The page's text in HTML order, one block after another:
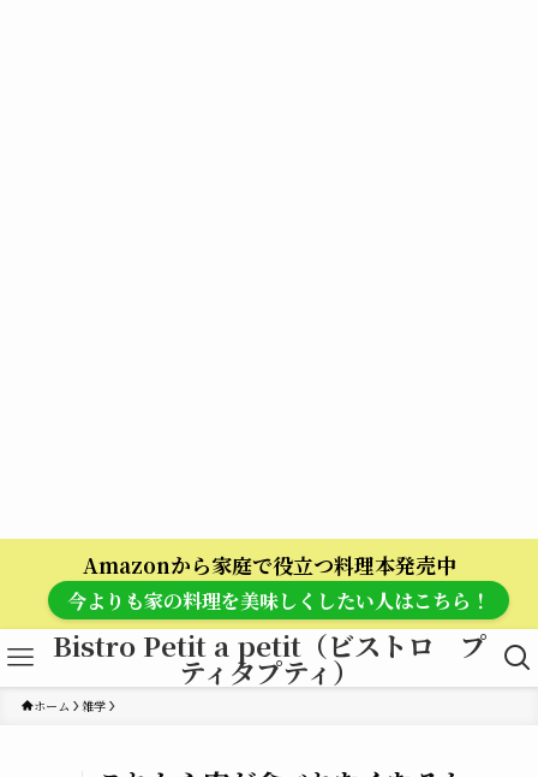
Amazonから家庭で役立つ料理本発売中
今よりも家の料理を美味しくしたい人はこちら！
Bistro Petit a petit（ビストロ プ
ティタプティ）
ホーム 雑学